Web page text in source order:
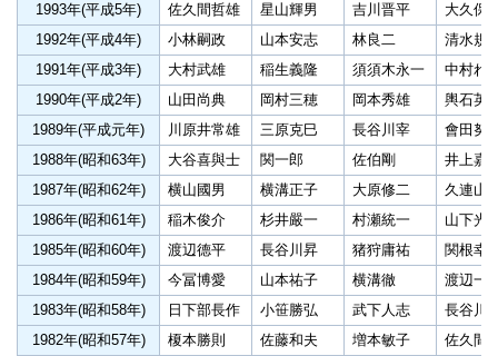
1993年(平成5年)
佐久間哲雄 星山輝男 吉川晋平
大久保
1992年(平成4年)
小林嗣政 山本安志 林良二
清水規
1991年(平成3年)
大村武雄 稲生義隆 須須木永一
中村れ
1990年(平成2年)
山田尚典 岡村三穂 岡本秀雄
輿石英
1989年(平成元年)
川原井常雄 三原克巳 長谷川宰
會田努
1988年(昭和63年)
大谷喜與士 関一郎 佐伯剛
井上嘉
1987年(昭和62年)
横山國男 横溝正子 大原修二
久連山
1986年(昭和61年)
稲木俊介 杉井嚴一 村瀬統一
山下光
1985年(昭和60年)
渡辺德平 長谷川昇 猪狩庸祐
関根幸
1984年(昭和59年)
今冨博愛 山本祐子 横溝徹
渡辺一
1983年(昭和58年)
日下部長作 小笹勝弘 武下人志
長谷川
1982年(昭和57年)
榎本勝則 佐藤和夫 増本敏子
佐久間